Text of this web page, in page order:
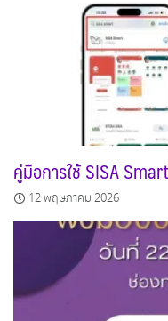
คู่มือการใช้ SISA
12 พฤษภาคม 2026